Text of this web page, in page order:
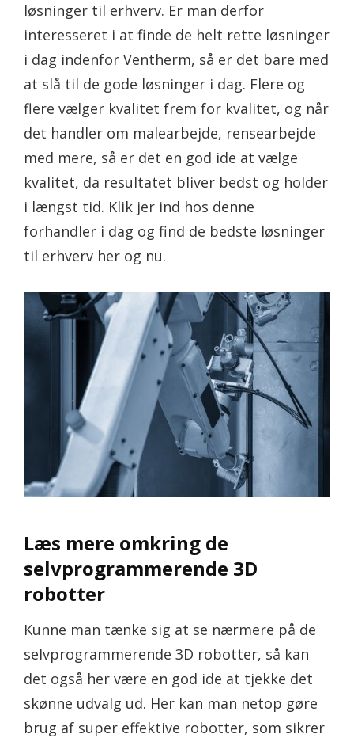
løsninger til erhverv. Er man derfor
interesseret i at finde de helt rette løsninger
i dag indenfor Ventherm, så er det bare med
at slå til de gode løsninger i dag. Flere og
flere vælger kvalitet frem for kvalitet, og når
det handler om malearbejde, rensearbejde
med mere, så er det en god ide at vælge
kvalitet, da resultatet bliver bedst og holder
i længst tid. Klik jer ind hos denne
forhandler i dag og find de bedste løsninger
til erhverv her og nu.
Læs mere omkring de
selvprogrammerende 3D
robotter
Kunne man tænke sig at se nærmere på de
selvprogrammerende 3D robotter, så kan
det også her være en god ide at tjekke det
skønne udvalg ud. Her kan man netop gøre
brug af super effektive robotter, som sikrer